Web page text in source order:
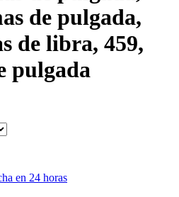
de pulgada,
de libra, 459,
pulgada
en 24 horas